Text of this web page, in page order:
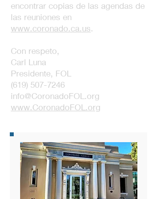
encontrar copias de las agendas de
las reuniones en
www.coronado.ca.us.
Con respeto,
Carl Luna
Presidente, FOL
(619) 507-7246
info@CoronadoFOL.org
www.CoronadoFOL.org